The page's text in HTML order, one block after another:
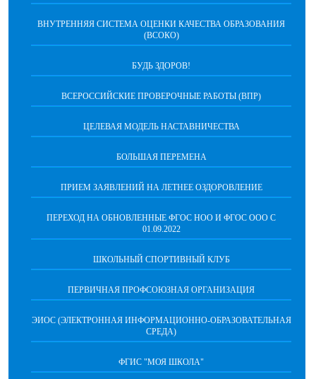
ВНУТРЕННЯЯ СИСТЕМА ОЦЕНКИ КАЧЕСТВА ОБРАЗОВАНИЯ
(ВСОКО)
БУДЬ ЗДОРОВ!
ВСЕРОССИЙСКИЕ ПРОВЕРОЧНЫЕ РАБОТЫ (ВПР)
ЦЕЛЕВАЯ МОДЕЛЬ НАСТАВНИЧЕСТВА
БОЛЬШАЯ ПЕРЕМЕНА
ПРИЕМ ЗАЯВЛЕНИЙ НА ЛЕТНЕЕ ОЗДОРОВЛЕНИЕ
ПЕРЕХОД НА ОБНОВЛЕННЫЕ ФГОС НОО И ФГОС ООО С
01.09.2022
ШКОЛЬНЫЙ СПОРТИВНЫЙ КЛУБ
ПЕРВИЧНАЯ ПРОФСОЮЗНАЯ ОРГАНИЗАЦИЯ
ЭИОС (ЭЛЕКТРОННАЯ ИНФОРМАЦИОННО-ОБРАЗОВАТЕЛЬНАЯ
СРЕДА)
ФГИС "МОЯ ШКОЛА"